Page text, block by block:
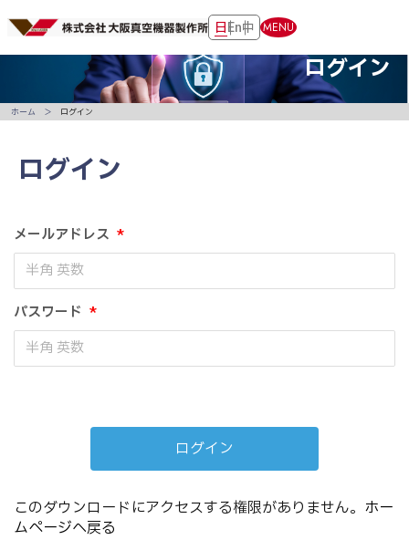
日En中 MENU
ログイン
ログイン
メールアドレス *
パスワード *
このダウンロードにアクセスする権限がありません。 ホー
ムページへ戻る
ホーム ログイン